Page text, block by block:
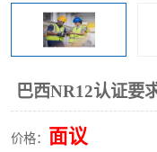
巴西NR12认证要
价格： 面议